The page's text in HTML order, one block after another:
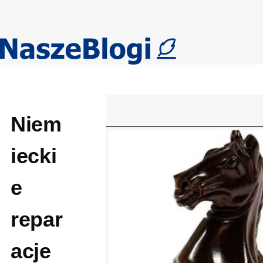
Niem
iecki
e
repar
acje